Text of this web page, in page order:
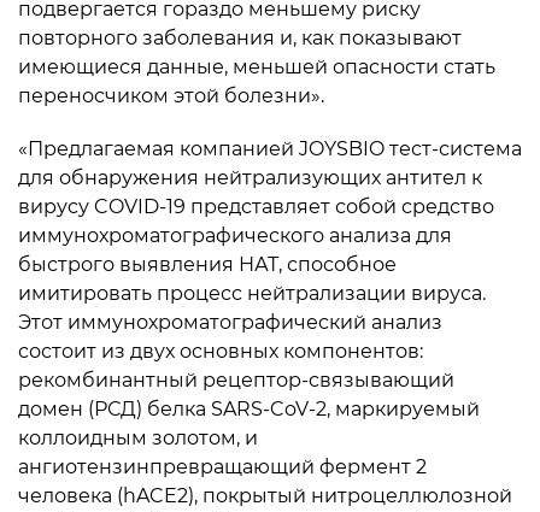
подвергается гораздо меньшему риску
повторного заболевания и, как показывают
имеющиеся данные, меньшей опасности стать
переносчиком этой болезни».
«Предлагаемая компанией JOYSBIO тест-система
для обнаружения нейтрализующих антител к
вирусу COVID-19 представляет собой средство
иммунохроматографического анализа для
быстрого выявления НАТ, способное
имитировать процесс нейтрализации вируса.
Этот иммунохроматографический анализ
состоит из двух основных компонентов:
рекомбинантный рецептор-связывающий
домен (РСД) белка SARS-CoV-2, маркируемый
коллоидным золотом, и
ангиотензинпревращающий фермент 2
человека (hACE2), покрытый нитроцеллюлозной